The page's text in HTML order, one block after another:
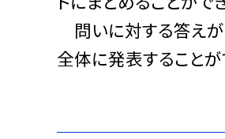
問いに対する答えが
全体に発表することが